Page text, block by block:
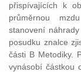
přispívajících k
průměrnou
stanovení
posudku znalce
části B Metodiky.
vynásobí částkou